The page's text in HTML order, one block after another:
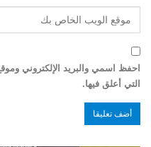
احفظ اسمي والبريد الإلكتروني
التي أعلق فيها.